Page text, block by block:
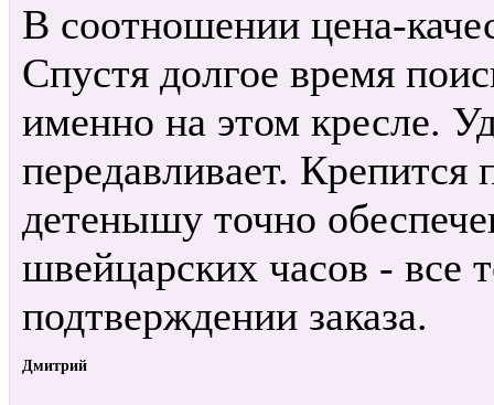
В соотношении цена-
Спустя долгое время
именно на этом кресле.
передавливает.
детенышу точно
швейцарских часов - все
подтверждении заказа.
Дмитрий